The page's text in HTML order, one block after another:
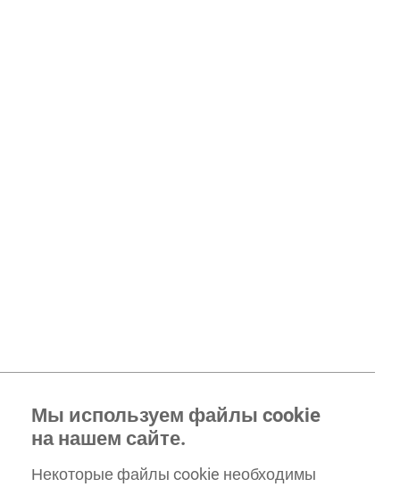
Мы используем файлы cookie
на нашем сайте.
Некоторые файлы cookie необходимы